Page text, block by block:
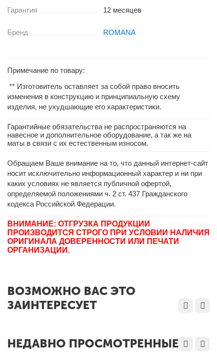
Гарантия 12 месяцев
Бренд ROMANA
Примечание по товару:
** Изготовитель оставляет за собой право вносить
изменения в конструкцию и принципиальную схему
изделия, не ухудшающие его характеристики.
Гарантийные обязательства не распространяются на
навесное и дополнительное оборудование, а так же на
маты в связи с их естественным износом.
Обращаем Ваше внимание на то, что данный интернет-сайт
носит исключительно информационный характер и ни при
каких условиях не является публичной офертой,
определяемой положениями ч. 2 ст. 437 Гражданского
кодекса Российской Федерации.
ВНИМАНИЕ: ОТГРУЗКА ПРОДУКЦИИ
ПРОИЗВОДИТСЯ СТРОГО ПРИ УСЛОВИИ НАЛИЧИЯ
ОРИГИНАЛА ДОВЕРЕННОСТИ ИЛИ ПЕЧАТИ
ОРГАНИЗАЦИИ.
ВОЗМОЖНО ВАС ЭТО
ЗАИНТЕРЕСУЕТ
НЕДАВНО ПРОСМОТРЕННЫЕ